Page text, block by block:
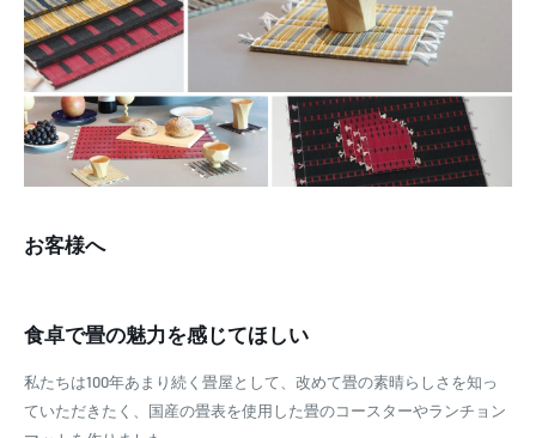
お客様へ
食卓で畳の魅力を感じてほしい
私たちは100年あまり続く畳屋として、改めて畳の素晴らしさを知っ
ていただきたく、国産の畳表を使用した畳のコースターやランチョン